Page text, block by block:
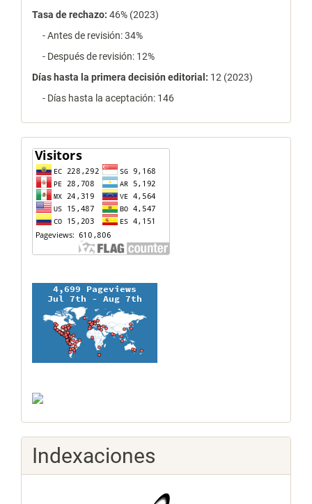
Tasa de rechazo: 46% (2023)
- Antes de revisión: 34%
- Después de revisión: 12%
Días hasta la primera decisión editorial: 12 (2023)
- Días hasta la aceptación: 146
contador
Indexaciones